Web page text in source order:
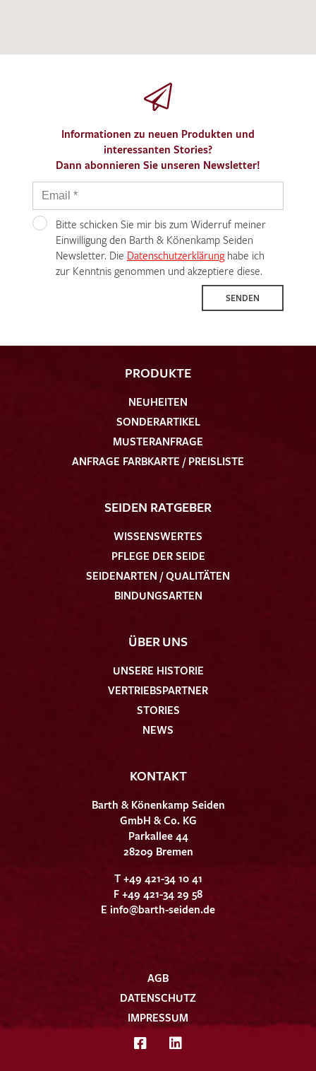
Informationen zu neuen Produkten und
interessanten Stories?
Dann abonnieren Sie unseren Newsletter!
Bitte schicken Sie mir bis zum Widerruf meiner
Einwilligung den Barth & Könenkamp Seiden
Newsletter. Die Datenschutzerklärunghabe ich
zur Kenntnis genommen und akzeptiere diese.
SENDEN
PRODUKTE
NEUHEITEN
SONDERARTIKEL
MUSTERANFRAGE
ANFRAGE FARBKARTE / PREISLISTE
SEIDEN RATGEBER
WISSENSWERTES
PFLEGE DER SEIDE
SEIDENARTEN / QUALITÄTEN
BINDUNGSARTEN
ÜBER UNS
UNSERE HISTORIE
VERTRIEBSPARTNER
STORIES
NEWS
KONTAKT
Barth & Könenkamp Seiden
GmbH & Co. KG
Parkallee 44
28209 Bremen
T +49 421-34 10 41
F +49 421-34 29 58
E info@barth-seiden.de
AGB
DATENSCHUTZ
IMPRESSUM